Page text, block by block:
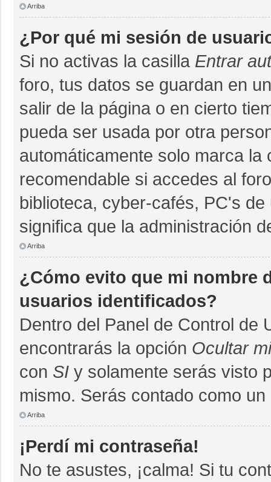
Arriba
¿Por qué mi sesión de
Si no activas la casilla Entrar
foro, tus datos se guardan en
salir de la página o en cierto
pueda ser usada por otra
automáticamente solo marca la
recomendable si accedes al
biblioteca, cyber-cafés, PC's
significa que la administración
Arriba
¿Cómo evito que mi nombre
usuarios identificados?
Dentro del Panel de Control de
encontrarás la opción Ocultar
con SI y solamente serás visto
mismo. Serás contado como
Arriba
¡Perdí mi contraseña!
No te asustes, ¡calma! Si tu